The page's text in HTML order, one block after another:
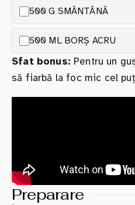
500 G SMÂNTÂNĂ
500 ML BORȘ ACRU
Sfat bonus: Pentru un
să fiarbă la foc mic cel
Preparare